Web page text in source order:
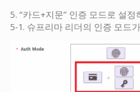
5. “카드+지문” 인증 모드로 설
5-1. 슈프리마 리더의 인증 모드